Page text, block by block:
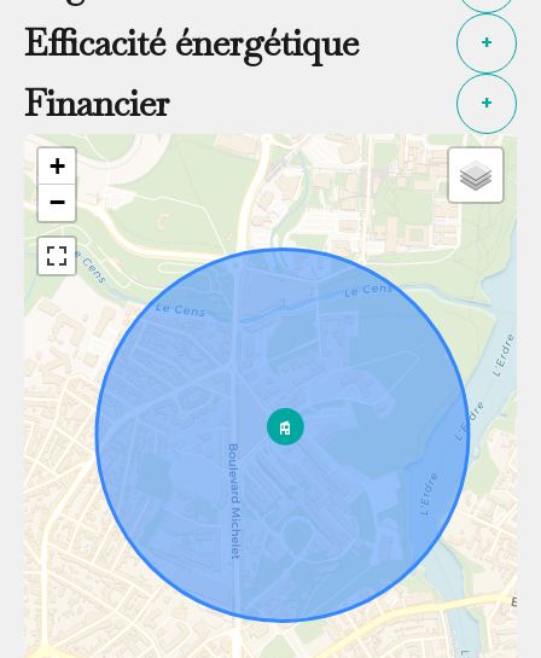
Efficacité énergétique
+
Financier +
+
−